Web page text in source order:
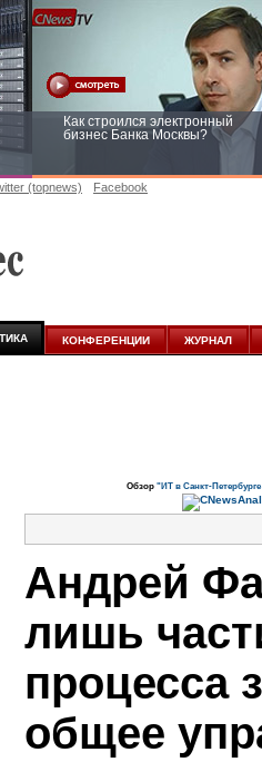
Как строился электронный
бизнес Банка Москвы?
(topnews) Facebook
КОНФЕРЕНЦИИ ЖУРНАЛ
Обзор "ИТ в Санкт-Петербурге
Андрей
лишь
процесса
общее